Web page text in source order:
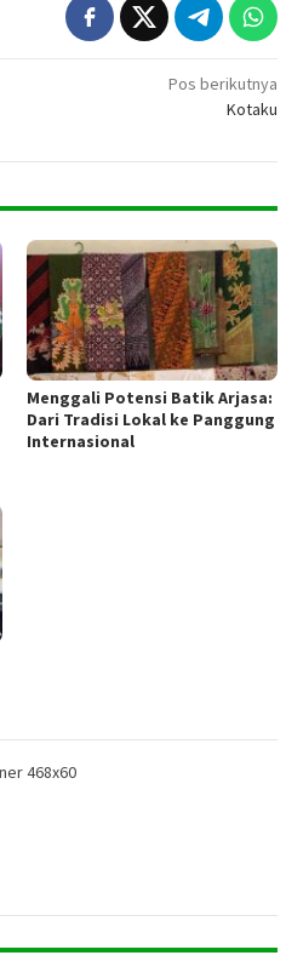
Pos berikutnya
Kotaku
Menggali Potensi Batik Arjasa:
Dari Tradisi Lokal ke Panggung
Internasional